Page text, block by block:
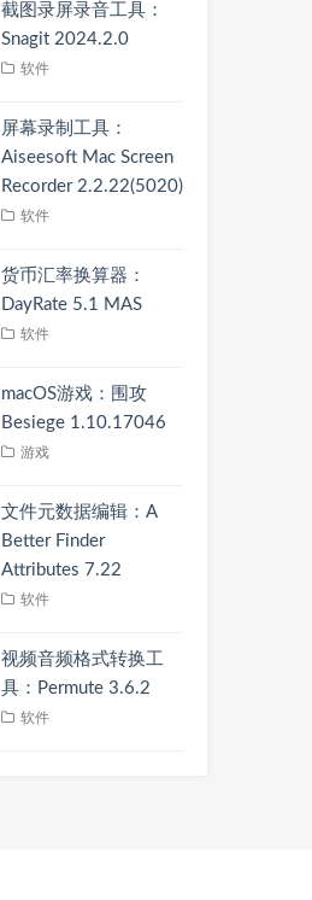
截图录屏录音工具：
Snagit 2024.2.0
软件
屏幕录制工具：
Aiseesoft Mac Screen
Recorder 2.2.22(5020)
软件
货币汇率换算器：
DayRate 5.1 MAS
软件
macOS游戏：围攻
Besiege 1.10.17046
游戏
文件元数据编辑：A
Better Finder
Attributes 7.22
软件
视频音频格式转换工
具：Permute 3.6.2
软件